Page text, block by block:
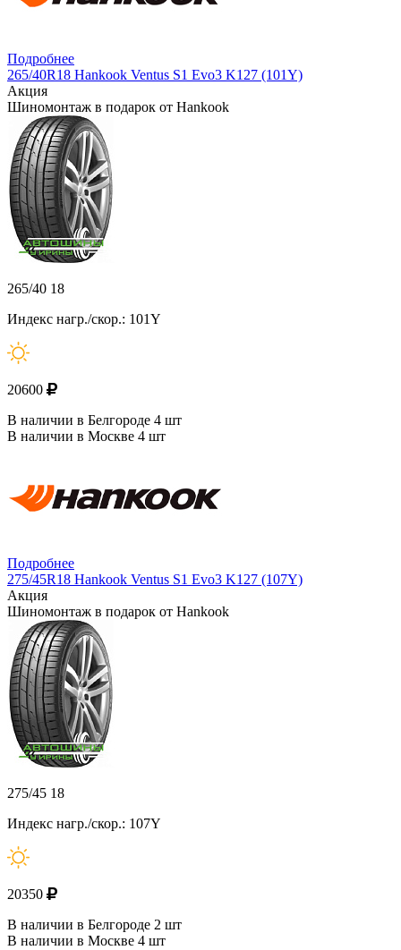
Подробнее
265/40R18 Hankook Ventus S1 Evo3 K127 (101Y)
Акция
Шиномонтаж в подарок от Hankook
265/40 18
Индекс нагр./скор.: 101Y
20600
В наличии в Белгороде 4 шт
В наличии в Москве 4 шт
Подробнее
275/45R18 Hankook Ventus S1 Evo3 K127 (107Y)
Акция
Шиномонтаж в подарок от Hankook
275/45 18
Индекс нагр./скор.: 107Y
20350
В наличии в Белгороде 2 шт
В наличии в Москве 4 шт